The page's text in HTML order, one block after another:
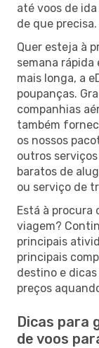
até voos de
de que precisa.
Quer esteja à
semana rápida
mais longa, a
poupanças.
companhias
também
os nossos
outros
baratos de
ou serviço de
Está à procura
viagem?
principais
principais
destino e
preços
Dicas para
de voos